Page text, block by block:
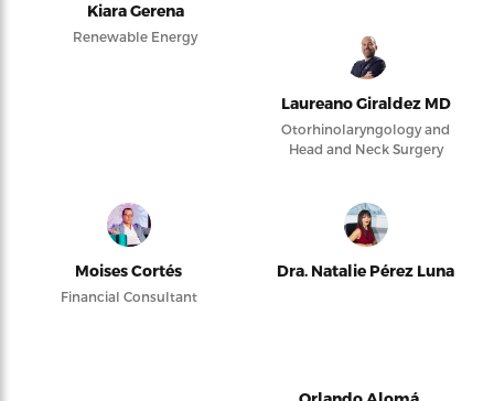
Kiara Gerena
Renewable Energy
Laureano Giraldez MD
Otorhinolaryngology and
Head and Neck Surgery
Moises Cortés
Financial Consultant
Dra. Natalie Pérez Luna